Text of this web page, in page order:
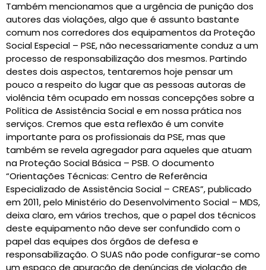
Também mencionamos que a urgência de punição dos
autores das violações, algo que é assunto bastante
comum nos corredores dos equipamentos da Proteção
Social Especial – PSE, não necessariamente conduz a um
processo de responsabilização dos mesmos. Partindo
destes dois aspectos, tentaremos hoje pensar um
pouco a respeito do lugar que as pessoas autoras de
violência têm ocupado em nossas concepções sobre a
Política de Assistência Social e em nossa prática nos
serviços. Cremos que esta reflexão é um convite
importante para os profissionais da PSE, mas que
também se revela agregador para aqueles que atuam
na Proteção Social Básica – PSB. O documento
“Orientações Técnicas: Centro de Referência
Especializado de Assistência Social – CREAS”, publicado
em 2011, pelo Ministério do Desenvolvimento Social – MDS,
deixa claro, em vários trechos, que o papel dos técnicos
deste equipamento não deve ser confundido com o
papel das equipes dos órgãos de defesa e
responsabilização. O SUAS não pode configurar-se como